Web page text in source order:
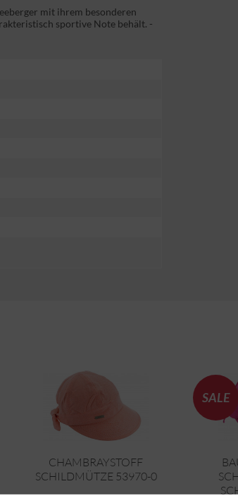
mit ihrem besonderen
sportive Note behält. -
CHAMBRAYSTOFF
SCHILDMÜTZE 53970-0
SALE